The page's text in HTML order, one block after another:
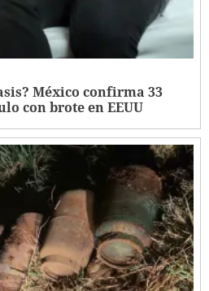
México confirma 33
con brote en EEUU